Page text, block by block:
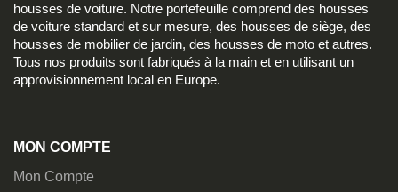
housses de voiture. Notre portefeuille comprend des housses
de voiture standard et sur mesure, des housses de siège, des
housses de mobilier de jardin, des housses de moto et autres.
Tous nos produits sont fabriqués à la main et en utilisant un
approvisionnement local en Europe.
MON COMPTE
Mon Compte